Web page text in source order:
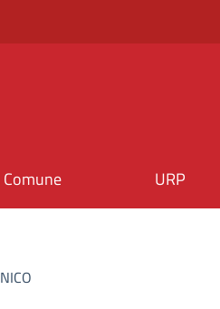
URP